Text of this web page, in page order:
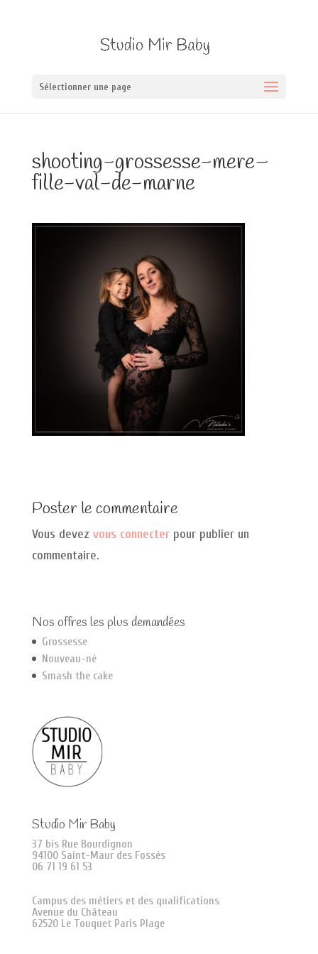
Sélectionner une page
shooting-grossesse-mere–
fille-val-de-marne
Poster le commentaire
Vous devez vous connecterpour publier un
commentaire.
Nos offres les plus demandées
Grossesse
Nouveau-né
Smash the cake
Studio Mir Baby
37 bis Rue Bourdignon
94100 Saint-Maur des Fossés
06 71 19 61 53
Campus des métiers et des qualifications
Avenue du Château
62520 Le Touquet Paris Plage